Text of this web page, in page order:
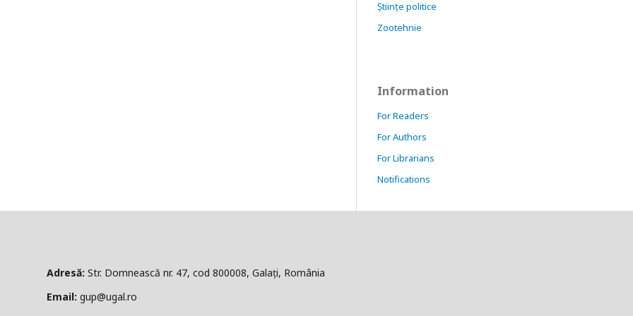
Științe politice
Zootehnie
Information
For Readers
For Authors
For Librarians
Notifications
Str. Domnească nr. 47, cod 800008, Galați, România
gup@ugal.ro